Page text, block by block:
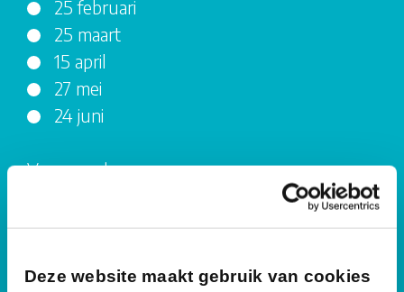
Deze website maakt gebruik van cookies
25 februari
25 maart
15 april
27 mei
24 juni
Vuurvogel
woensdagmiddag van 13.00 - 16.30 uur
25 februari